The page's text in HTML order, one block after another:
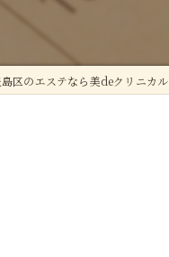
区のエステなら美deクリニカル